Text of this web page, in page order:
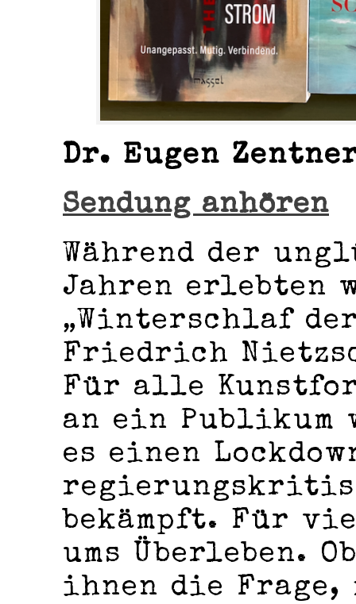
Dr. Eugen
Sendung anhören
Während der
Jahren erlebten
„Winterschlaf
Friedrich
Für alle
an ein Publikum
es einen
bekämpft. Für
ums Überleben.
ihnen die Frage,